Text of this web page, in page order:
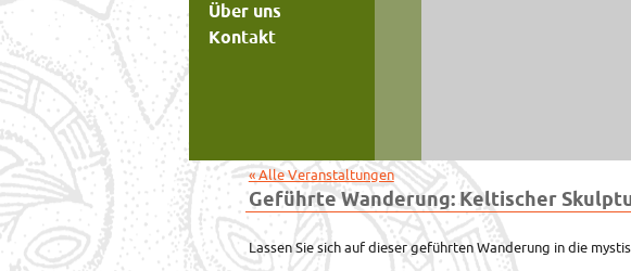
Über uns
Kontakt
« Alle Veranstaltungen
Geführte Wanderung: Keltischer
Lassen Sie sich auf dieser geführten Wanderung in die